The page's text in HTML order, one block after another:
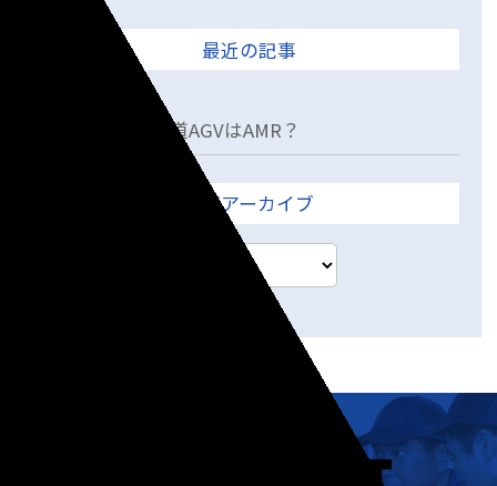
最近の記事
松岡技研の無軌道AGVはAMR？
月間アーカイブ